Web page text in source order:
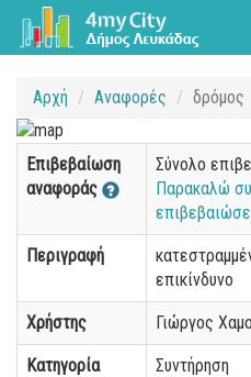
Αρχή Αναφορές δρόμος
Επιβεβαίωση
αναφοράς
Σύνολο
Παρακαλώ
Περιγραφή
επικίνδυνο
Χρήστης Γιώργος
Κατηγορία Συντήρηση